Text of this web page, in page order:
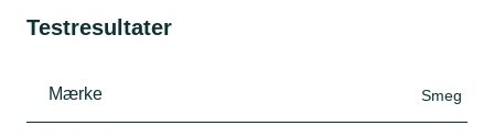
Testresultater
Mærke Smeg